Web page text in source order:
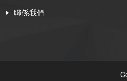
聯係我們